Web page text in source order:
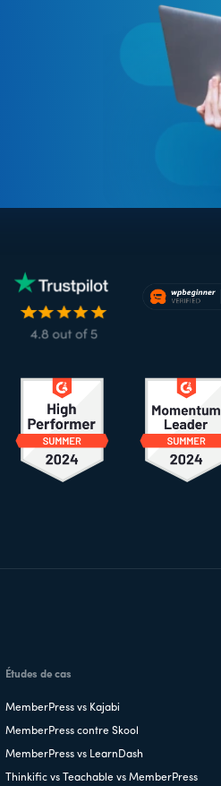
Études de cas
MemberPress vs Kajabi
MemberPress contre Skool
MemberPress vs LearnDash
Thinkific vs Teachable vs MemberPress